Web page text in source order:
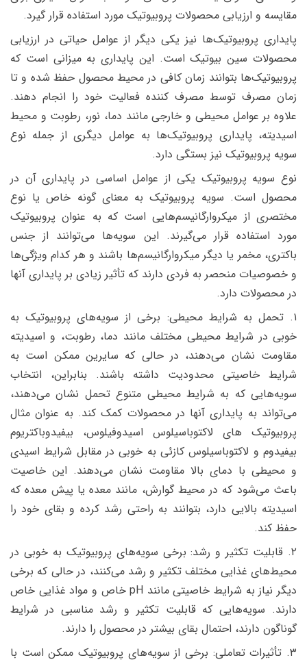
مقایسه و ارزیابی محصولات پروبیوتیک مورد استفاده قرار گیرد.
پایداری پروبیوتیک‌ها نیز یکی دیگر از عوامل حیاتی در ارزیابی
محصولات سین بیوتیک است. این پایداری به میزانی است که
پروبیوتیک‌ها بتوانند زمان کافی در محیط محصول حفظ شده و تا
زمان مصرف توسط مصرف کننده فعالیت خود را انجام دهند.
علاوه بر عوامل محیطی و خارجی مانند دما، نور، رطوبت و محیط
اسیدیته، پایداری پروبیوتیک‌ها به عوامل دیگری از جمله نوع
سویه پروبیوتیک نیز بستگی دارد.
نوع سویه پروبیوتیک یکی از عوامل اساسی در پایداری آن در
محصول است. سویه پروبیوتیک به معنای گونه خاص یا نوع
مختصری از میکروارگانیسم‌هایی است که به عنوان پروبیوتیک
مورد استفاده قرار می‌گیرند. این سویه‌ها می‌توانند از جنس
باکتری، مخمر یا دیگر میکروارگانیسم‌ها باشند و هر کدام ویژگی‌ها
و خصوصیات منحصر به فردی دارند که تأثیر زیادی بر پایداری آنها
در محصولات دارد.
۱. تحمل به شرایط محیطی: برخی از سویه‌های پروبیوتیک به
خوبی در شرایط محیطی مختلف مانند دما، رطوبت، و اسیدیته
مقاومت نشان می‌دهند، در حالی که سایرین ممکن است به
شرایط خاصیتی محدودیت داشته باشند. بنابراین، انتخاب
سویه‌هایی که به شرایط محیطی متنوع تحمل نشان می‌دهند،
می‌تواند به پایداری آنها در محصولات کمک کند. به عنوان مثال
پروبیوتیک های لاکتوباسیلوس اسیدوفیلوس، بیفیدوباکتریوم
بیفیدوم و لاکتوباسیلوس کازئی به خوبی در مقابل شرایط اسیدی
و محیطی با دمای بالا مقاومت نشان می‌دهند. این خاصیت
باعث می‌شود که در محیط گوارش، مانند معده یا پیش معده که
اسیدیته بالایی دارد، بتوانند به راحتی رشد کرده و بقای خود را
حفظ کند.
۲. قابلیت تکثیر و رشد: برخی سویه‌های پروبیوتیک به خوبی در
محیط‌های غذایی مختلف تکثیر و رشد می‌کنند، در حالی که برخی
دیگر نیاز به شرایط خاصیتی مانند pH خاص و مواد غذایی خاص
دارند. سویه‌هایی که قابلیت تکثیر و رشد مناسبی در شرایط
گوناگون دارند، احتمال بقای بیشتر در محصول را دارند.
۳. تأثیرات تعاملی: برخی از سویه‌های پروبیوتیک ممکن است با